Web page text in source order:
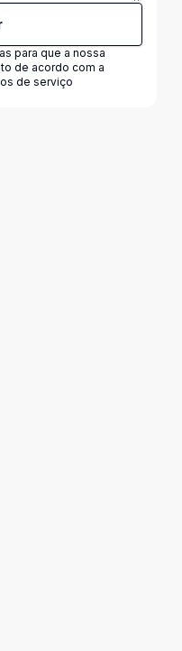
para que a nossa
de acordo com a
de serviço